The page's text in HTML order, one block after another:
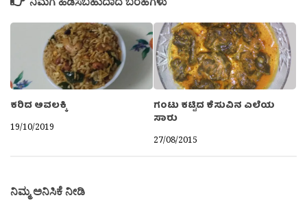
ಕರಿದ ಅವಲಕ್ಕಿ
19/10/2019
ಗಂಟು ಕಟ್ಟಿದ ಕೆಸುವಿನ ಎಲೆಯ
ಸಾರು
27/08/2015
ನಿಮ್ಮ ಅನಿಸಿಕೆ ನೀಡಿ